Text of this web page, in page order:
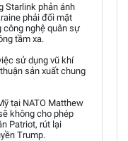
Starlink phản ánh
phải đối mặt
công nghệ quân sự
tầm xa.
sử dụng vũ khí
sản xuất chung
tại NATO Matthew
không cho phép
Patriot, rút lại
Trump.